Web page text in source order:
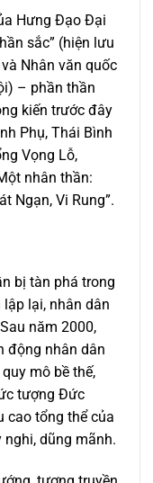
Hưng Đạo Đại
sắc” (hiện lưu
Nhân văn quốc
– phần thần
kiến trước đây
Phụ, Thái Bình
Vọng Lỗ,
nhân thần:
Ngạn, Vi Rung”.
bị tàn phá trong
lại, nhân dân
năm 2000,
động nhân dân
mô bề thế,
tượng Đức
cao tổng thể của
dũng mãnh.